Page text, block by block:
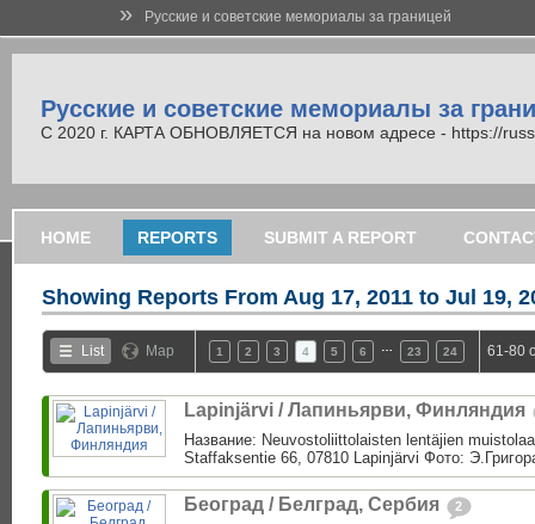
» Русские и советские мемориалы за границей
Русские и советские мемориалы за
С 2020 г. КАРТА ОБНОВЛЯЕТСЯ на новом адресе - https://
HOME REPORTS SUBMIT A REPORT
Showing Reports From Aug 17, 2011 to Jul 19,
List Map 1 2 3 4 5 6 23 24 61-80
Lapinjärvi / Лапиньярви, Финляндия
Название: Neuvostoliittolaisten lentäjien
Staffaksentie 66, 07810 Lapinjärvi Фото:
Београд / Белград, Сербия 2